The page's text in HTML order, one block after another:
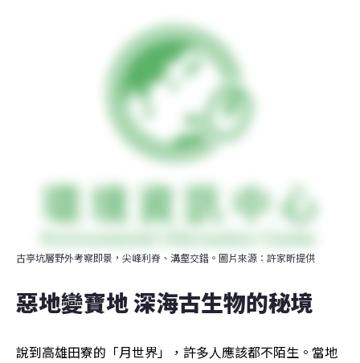
古亭坑層野外考察即景，尖峰利脊、溝壑交錯。圖片來源：許家昕提供
惡地變寶地 深海古生物的秘境
說到高雄田寮的「月世界」，許多人應該都不陌生。當地